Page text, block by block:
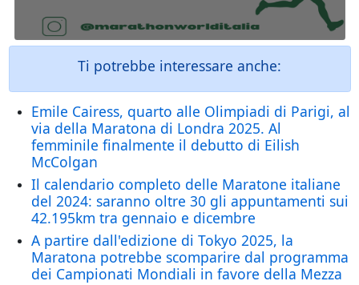
Ti potrebbe interessare anche:
Emile Cairess, quarto alle Olimpiadi di Parigi, al
via della Maratona di Londra 2025. Al
femminile finalmente il debutto di Eilish
McColgan
Il calendario completo delle Maratone italiane
del 2024: saranno oltre 30 gli appuntamenti sui
42.195km tra gennaio e dicembre
A partire dall'edizione di Tokyo 2025, la
Maratona potrebbe scomparire dal programma
dei Campionati Mondiali in favore della Mezza